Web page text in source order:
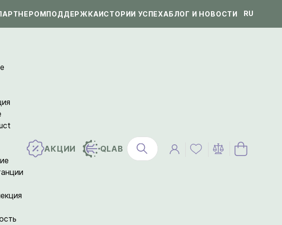
ПОДДЕРЖКАИСТОРИИ УСПЕХАБЛОГ И НОВОСТИ RU
АКЦИИ QLAB